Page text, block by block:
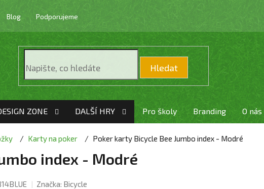
Blog Podporujeme
Hledat
ZONE DALŠÍ HRY Pro školy Branding O nás
Karty na poker Poker karty Bicycle Bee Jumbo index - Modré
index - Modré
Značka: Bicycle